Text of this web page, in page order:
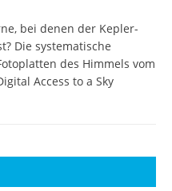
bei denen der Kepler-
Die systematische
des Himmels vom
Access to a Sky